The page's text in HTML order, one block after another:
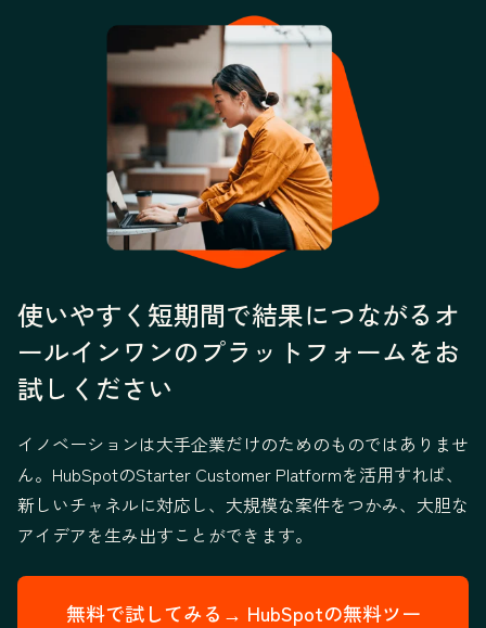
使いやすく短期間で結果につながるオ
ールインワンのプラットフォームをお
試しください
イノベーションは大手企業だけのためのものではありませ
ん。HubSpotのStarter Customer Platformを活用すれば、
新しいチャネルに対応し、大規模な案件をつかみ、大胆な
アイデアを生み出すことができます。
無料で試してみる→ HubSpotの無料ツー